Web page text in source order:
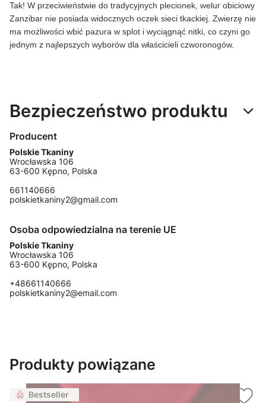
Tak! W przeciwieństwie do tradycyjnych plecionek, welur obiciowy
Zanzibar nie posiada widocznych oczek sieci tkackiej. Zwierzę nie
ma możliwości wbić pazura w splot i wyciągnąć nitki, co czyni go
jednym z najlepszych wyborów dla właścicieli czworonogów.
Bezpieczeństwo produktu
Producent
Polskie Tkaniny
Wrocławska 106
63-600 Kępno, Polska
661140666
polskietkaniny2@gmail.com
Osoba odpowiedzialna na terenie UE
Polskie Tkaniny
Wrocławska 106
63-600 Kępno, Polska
+48661140666
polskietkaniny2@email.com
Produkty powiązane
Bestseller